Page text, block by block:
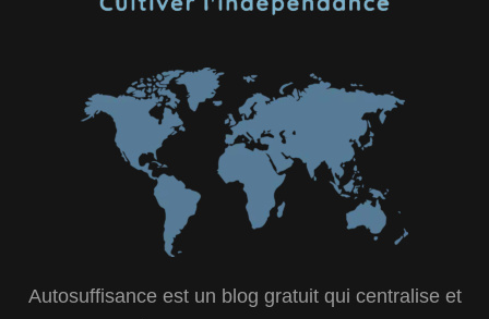
Autosuffisance est un blog gratuit qui centralise et